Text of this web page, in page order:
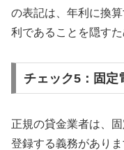
の表記は、年利に換
利であることを隠すた
チェック5：固定
正規の貸金業者は、
登録する義務があり